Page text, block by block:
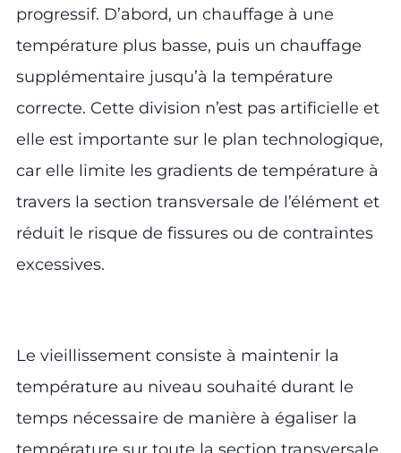
progressif. D’abord, un chauffage à une
température plus basse, puis un chauffage
supplémentaire jusqu’à la température
correcte. Cette division n’est pas artificielle et
elle est importante sur le plan technologique,
car elle limite les gradients de température à
travers la section transversale de l’élément et
réduit le risque de fissures ou de contraintes
excessives.
Le vieillissement consiste à maintenir la
température au niveau souhaité durant le
temps nécessaire de manière à égaliser la